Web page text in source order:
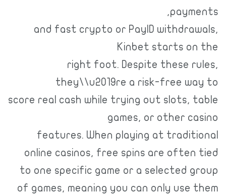
and fast crypto or PayID
Kinbet starts
right foot. Despite these
they\\u2019re a risk-free
score real cash while trying out
games, or other
features. When playing at
online casinos, free spins are
to one specific game or a selected
of games, meaning you can only